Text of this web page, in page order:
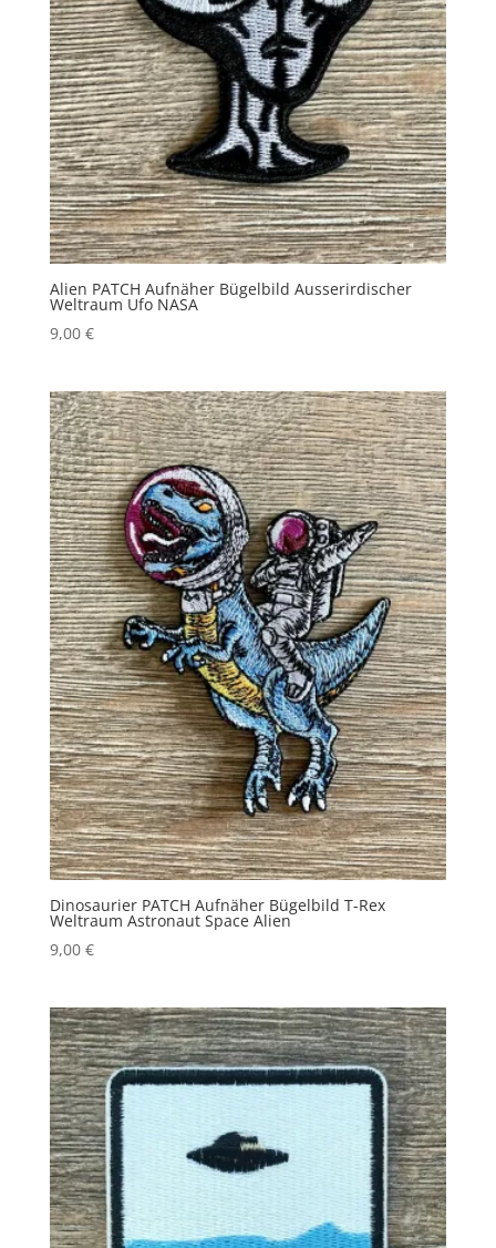
Alien PATCH Aufnäher Bügelbild Ausserirdischer
Weltraum Ufo NASA
9,00 €
Dinosaurier PATCH Aufnäher Bügelbild T-Rex
Weltraum Astronaut Space Alien
9,00 €